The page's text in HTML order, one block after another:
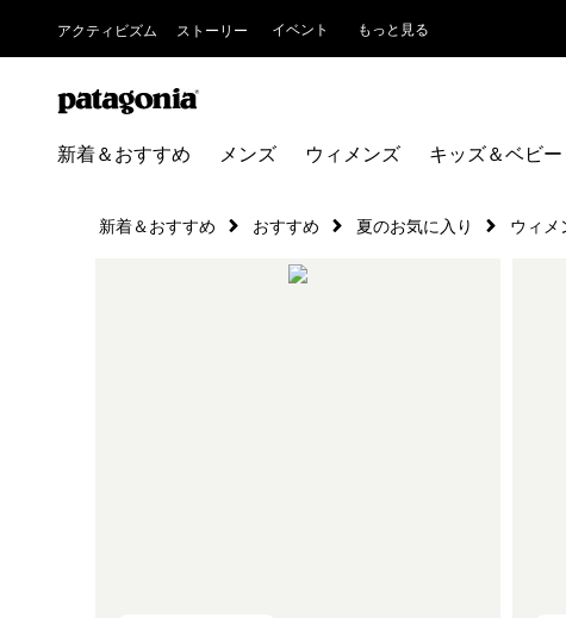
アクティビズム ストーリー イベント もっと見る
新着＆おすすめ メンズ ウィメンズ キッズ＆ベビー
新着＆おすすめ おすすめ 夏のお気に入り ウィメ